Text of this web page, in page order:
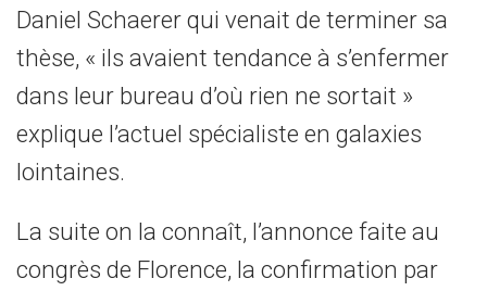
Daniel Schaerer qui venait de terminer sa
thèse, « ils avaient tendance à s’enfermer
dans leur bureau d’où rien ne sortait »
explique l’actuel spécialiste en galaxies
lointaines.
La suite on la connaît, l’annonce faite au
congrès de Florence, la confirmation par